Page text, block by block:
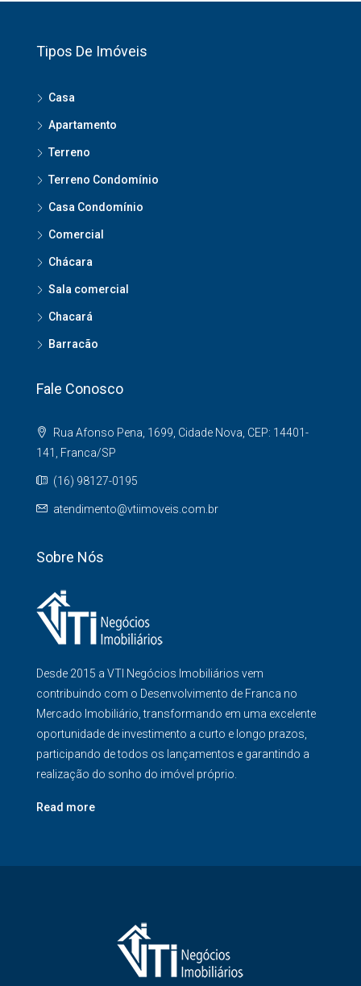
Tipos De Imóveis
Casa
Apartamento
Terreno
Terreno Condomínio
Casa Condomínio
Comercial
Chácara
Sala comercial
Chacará
Barracão
Fale Conosco
Rua Afonso Pena, 1699, Cidade Nova, CEP: 14401-
141, Franca/SP
(16) 98127-0195
atendimento@vtiimoveis.com.br
Sobre Nós
Desde 2015 a VTI Negócios Imobiliários vem
contribuindo com o Desenvolvimento de Franca no
Mercado Imobiliário, transformando em uma excelente
oportunidade de investimento a curto e longo prazos,
participando de todos os lançamentos e garantindo a
realização do sonho do imóvel próprio.
Read more